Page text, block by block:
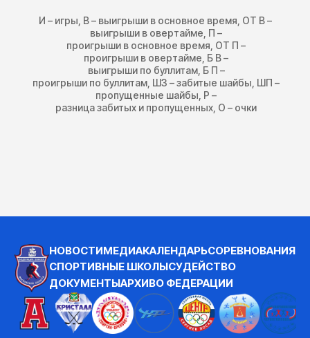
И – игры, В – выигрыши в основное время, ОТ В –
выигрыши в овертайме, П –
проигрыши в основное время, ОТ П –
проигрыши в овертайме, Б В –
выигрыши по буллитам, Б П –
проигрыши по буллитам, ШЗ – забитые шайбы, ШП –
пропущенные шайбы, Р –
разница забитых и пропущенных, О – очки
НОВОСТИМЕДИАКАЛЕНДАРЬСОРЕВНОВАНИЯ
СПОРТИВНЫЕ ШКОЛЫСУДЕЙСТВО
ДОКУМЕНТЫАРХИВО ФЕДЕРАЦИИ